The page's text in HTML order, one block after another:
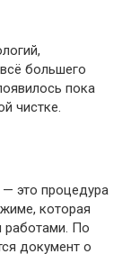
большего
пока
чистке.
— это процедура
которая
работами. По
документ о